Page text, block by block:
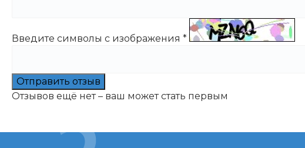
Введите символы с изображения *
Отправить отзыв
Отзывов ещё нет – ваш может стать первым